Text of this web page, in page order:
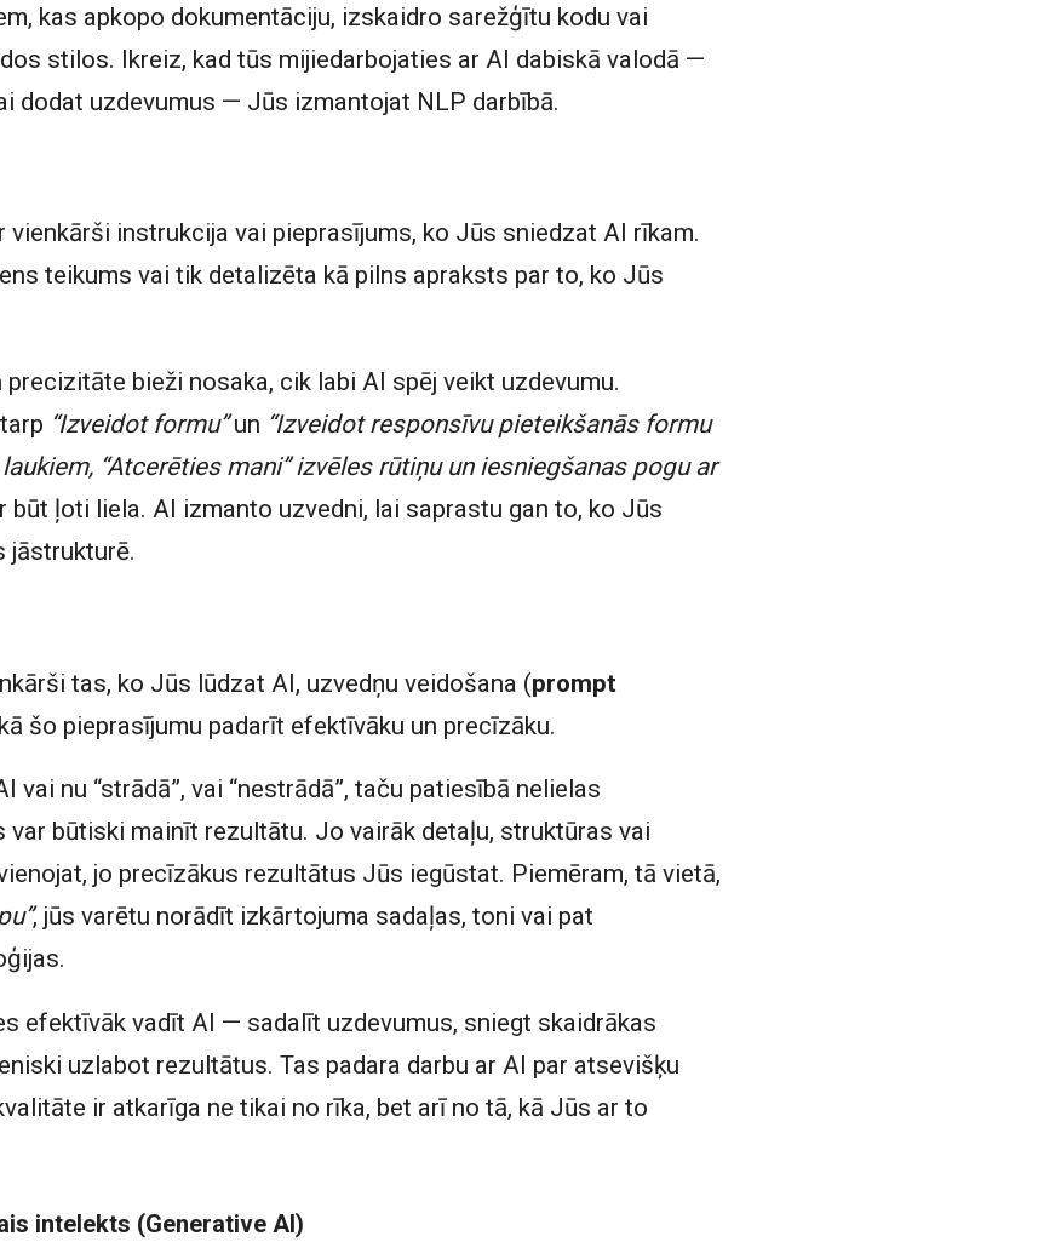
kas apkopo dokumentāciju, izskaidro sarežģītu kodu vai
stilos. Ikreiz, kad tūs mijiedarbojaties ar AI dabiskā valodā —
dodat uzdevumus — Jūs izmantojat NLP darbībā.
vienkārši instrukcija vai pieprasījums, ko Jūs sniedzat AI rīkam.
teikums vai tik detalizēta kā pilns apraksts par to, ko Jūs
bieži nosaka, cik labi AI spēj veikt uzdevumu.
“Izveidot formu”un “Izveidot responsīvu pieteikšanās formu
“Atcerēties mani” izvēles rūtiņu un iesniegšanas pogu ar
būt ļoti liela. AI izmanto uzvedni, lai saprastu gan to, ko Jūs
jāstrukturē.
tas, ko Jūs lūdzat AI, uzvedņu veidošana (prompt
šo pieprasījumu padarīt efektīvāku un precīzāku.
vai nu “strādā”, vai “nestrādā”, taču patiesībā nelielas
var būtiski mainīt rezultātu. Jo vairāk detaļu, struktūras vai
jo precīzākus rezultātus Jūs iegūstat. Piemēram, tā vietā,
, jūs varētu norādīt izkārtojuma sadaļas, toni vai pat
efektīvāk vadīt AI — sadalīt uzdevumus, sniegt skaidrākas
uzlabot rezultātus. Tas padara darbu ar AI par atsevišķu
ir atkarīga ne tikai no rīka, bet arī no tā, kā Jūs ar to
intelekts (Generative AI)